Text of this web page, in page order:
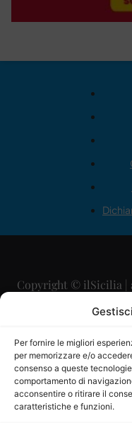
Per fornire le migliori
per memorizzare e/o
consenso a queste
comportamento di
acconsentire o ritirare il
caratteristiche e funzioni.
Copyright © ilSicilia |
Direttore
Direttore